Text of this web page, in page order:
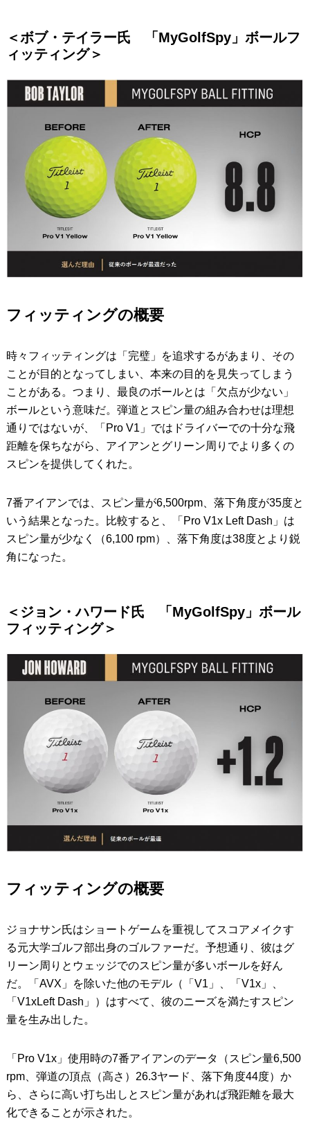
＜ボブ・テイラー氏 「MyGolfSpy」ボールフ
ィッティング＞
フィッティングの概要
時々フィッティングは「完璧」を追求するがあまり、その
ことが目的となってしまい、本来の目的を見失ってしまう
ことがある。つまり、最良のボールとは「欠点が少ない」
ボールという意味だ。弾道とスピン量の組み合わせは理想
通りではないが、「Pro V1」ではドライバーでの十分な飛
距離を保ちながら、アイアンとグリーン周りでより多くの
スピンを提供してくれた。
7番アイアンでは、スピン量が6,500rpm、落下角度が35度と
いう結果となった。比較すると、「Pro V1x Left Dash」は
スピン量が少なく（6,100 rpm）、落下角度は38度とより鋭
角になった。
＜ジョン・ハワード氏 「MyGolfSpy」ボール
フィッティング＞
フィッティングの概要
ジョナサン氏はショートゲームを重視してスコアメイクす
る元大学ゴルフ部出身のゴルファーだ。予想通り、彼はグ
リーン周りとウェッジでのスピン量が多いボールを好ん
だ。「AVX」を除いた他のモデル（「V1」、「V1x」、
「V1xLeft Dash」）はすべて、彼のニーズを満たすスピン
量を生み出した。
「Pro V1x」使用時の7番アイアンのデータ（スピン量6,500
rpm、弾道の頂点（高さ）26.3ヤード、落下角度44度）か
ら、さらに高い打ち出しとスピン量があれば飛距離を最大
化できることが示された。